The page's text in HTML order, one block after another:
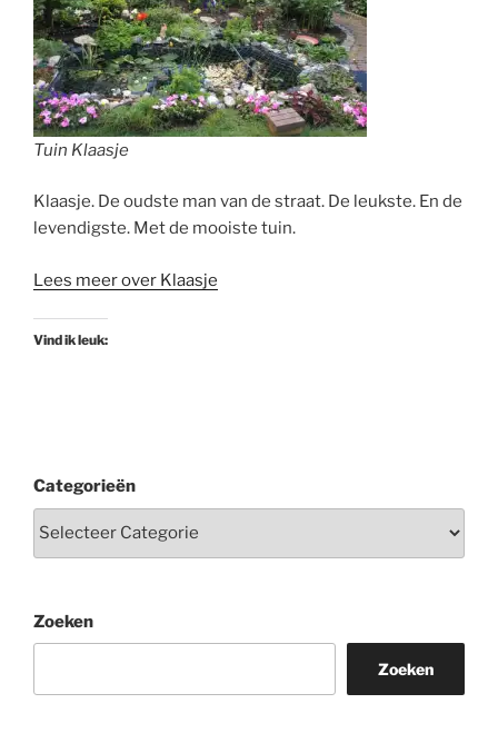
Tuin Klaasje
Klaasje. De oudste man van de straat. De leukste. En de
levendigste. Met de mooiste tuin.
Lees meer over Klaasje
Vind ik leuk:
Categorieën
Zoeken
Zoeken